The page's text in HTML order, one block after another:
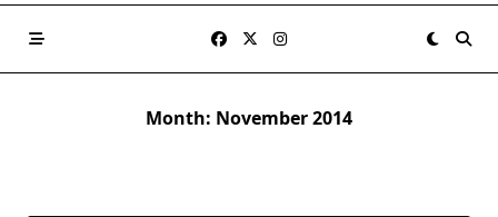
Month: November 2014